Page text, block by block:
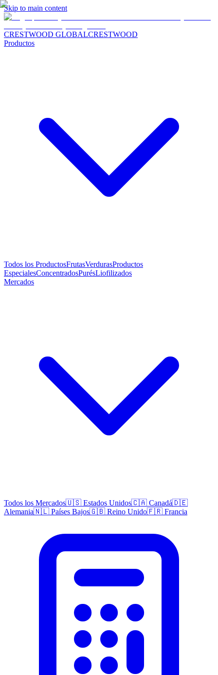
Skip to main content
CRESTWOOD GLOBALCRESTWOOD
Productos
Todos los ProductosFrutasVerdurasProductos
EspecialesConcentradosPurésLiofilizados
Mercados
Todos los Mercados🇺🇸 Estados Unidos🇨🇦 Canadá🇩🇪
Alemania🇳🇱 Países Bajos🇬🇧 Reino Unido🇫🇷 Francia